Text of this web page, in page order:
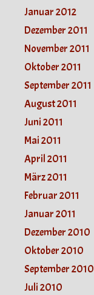
Januar 2012
Dezember 2011
November 2011
Oktober 2011
September 2011
August 2011
Juni 2011
Mai 2011
April 2011
März 2011
Februar 2011
Januar 2011
Dezember 2010
Oktober 2010
September 2010
Juli 2010